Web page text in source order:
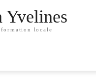
Yvelines
locale